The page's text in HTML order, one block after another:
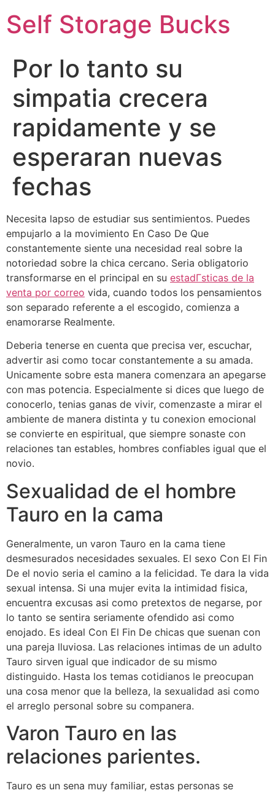
Self Storage Bucks
Por lo tanto su
simpatia crecera
rapidamente y se
esperaran nuevas
fechas
Necesita lapso de estudiar sus sentimientos. Puedes
empujarlo a la movimiento En Caso De Que
constantemente siente una necesidad real sobre la
notoriedad sobre la chica cercano. Seri­a obligatorio
transformarse en el principal en su estadГ­sticas de la
venta por correo vida, cuando todos los pensamientos
son separado referente a el escogido, comienza a
enamorarse Realmente.
Deberia tenerse en cuenta que precisa ver, escuchar,
advertir asi­ como tocar constantemente a su amada.
Unicamente sobre esta manera comenzara an apegarse
con mas potencia. Especialmente si dices que luego de
conocerlo, tenias ganas de vivir, comenzaste a mirar el
ambiente de manera distinta y tu conexion emocional
se convierte en espiritual, que siempre sonaste con
relaciones tan estables, hombres confiables igual que el
novio.
Sexualidad de el hombre
Tauro en la cama
Generalmente, un varon Tauro en la cama tiene
desmesurados necesidades sexuales. El sexo Con El Fin
De el novio seri­a el camino a la felicidad. Te dara la vida
sexual intensa. Si una mujer evita la intimidad fisica,
encuentra excusas asi­ como pretextos de negarse, por
lo tanto se sentira seriamente ofendido asi­ como
enojado. Es ideal Con El Fin De chicas que suenan con
una pareja lluviosa. Las relaciones intimas de un adulto
Tauro sirven igual que indicador de su mismo
distinguido. Hasta los temas cotidianos le preocupan
una cosa menor que la belleza, la sexualidad asi­ como
el arreglo personal sobre su companera.
Varon Tauro en las
relaciones parientes.
Tauro es un sena muy familiar, estas personas se